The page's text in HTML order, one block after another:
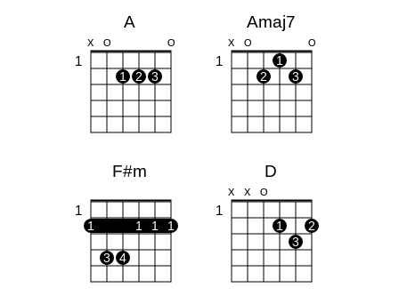
A
X O O
1
1 2 3
Amaj7
X O O
1
1
2
3
F#m
1
1 1 1 1
3 4
D
X X O
1
1
2
3